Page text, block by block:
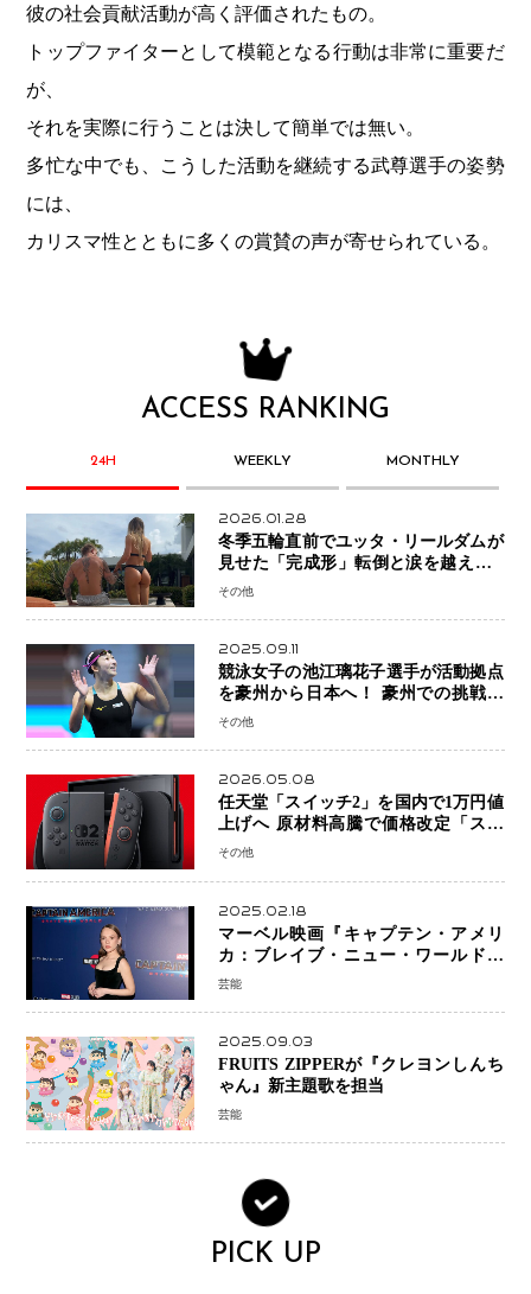
彼の社会貢献活動が高く評価されたもの。
トップファイターとして模範となる行動は非常に重要だ
が、
それを実際に行うことは決して簡単では無い。
多忙な中でも、こうした活動を継続する武尊選手の姿勢
には、
カリスマ性とともに多くの賞賛の声が寄せられている。
ACCESS RANKING
24H WEEKLY MONTHLY
2026.01.28
冬季五輪直前でユッタ・リールダムが
見せた「完成形」転倒と涙を越えて─
ミラノで金を狙うオランダ女王の現在
その他
2025.09.11
競泳女子の池江璃花子選手が活動拠点
を豪州から日本へ！ 豪州での挑戦を
糧に、28年ロサンゼルス五輪へ再始動
その他
2026.05.08
任天堂「スイッチ2」を国内で1万円値
上げへ 原材料高騰で価格改定「スイ
ッチオンライン」も引き上げ
その他
2025.02.18
マーベル映画『キャプテン・アメリ
カ：ブレイブ・ニュー・ワールド』
新ブラック・ウィドウ役のシラ・ハー
芸能
2025.09.03
FRUITS ZIPPERが『クレヨンしんち
ゃん』新主題歌を担当
芸能
PICK UP